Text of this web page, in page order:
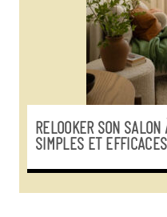
RELOOKER SON
SIMPLES ET